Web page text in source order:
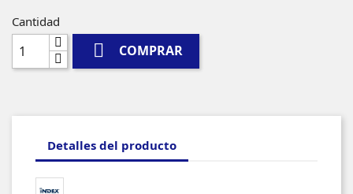
Cantidad
 COMPRAR
Detalles del producto